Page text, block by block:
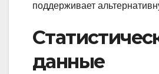
поддерживает
данные